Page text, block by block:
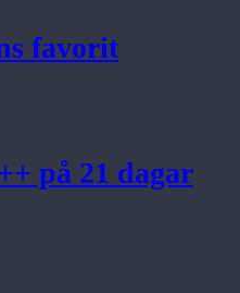
favorit
på 21 dagar